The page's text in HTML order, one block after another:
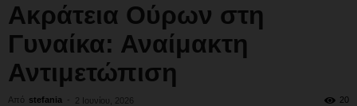
Ακράτεια Ούρων στη
Γυναίκα: Αναίμακτη
Αντιμετώπιση
Από stefania - 2 Ιουνίου, 2026 20